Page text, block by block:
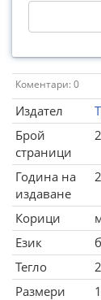
Коментари: 0
Издател
Брой
страници
Година на
издаване
Корици
Език
Тегло
Размери